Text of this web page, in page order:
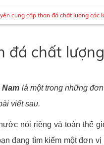
cung cấp than đá chất lượng các
đá chất
Nam là một trong những
viết sau.
nói riêng và toàn thế
đang tìm kiếm một đơn